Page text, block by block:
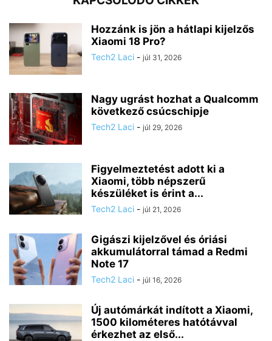
Hozzánk is jön a hátlapi kijelzős
Xiaomi 18 Pro?
Tech2 Laci - júl 31, 2026
Nagy ugrást hozhat a Qualcomm
következő csúcschipje
Tech2 Laci - júl 29, 2026
Figyelmeztetést adott ki a
Xiaomi, több népszerű
készüléket is érint a...
Tech2 Laci - júl 21, 2026
Gigászi kijelzővel és óriási
akkumulátorral támad a Redmi
Note 17
Tech2 Laci - júl 16, 2026
Új autómárkát indított a Xiaomi,
1500 kilométeres hatótávval
érkezhet az első...